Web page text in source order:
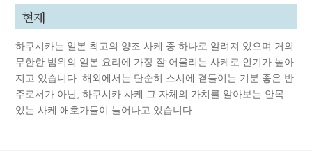
현재
하쿠시카는 일본 최고의 양조 사케 중 하나로 알려져 있으며 거의
무한한 범위의 일본 요리에 가장 잘 어울리는 사케로 인기가 높아
지고 있습니다. 해외에서는 단순히 스시에 곁들이는 기분 좋은 반
주로서가 아닌, 하쿠시카 사케 그 자체의 가치를 알아보는 안목
있는 사케 애호가들이 늘어나고 있습니다.